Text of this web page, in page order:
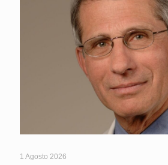
1 Agosto 2026